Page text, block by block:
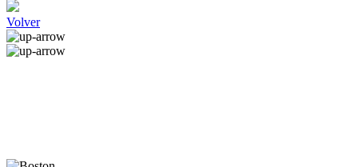
Volver